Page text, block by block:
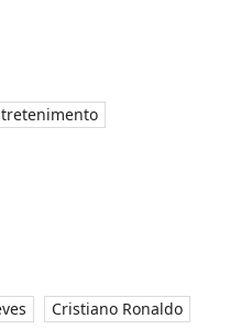
Cristiano Ronaldo